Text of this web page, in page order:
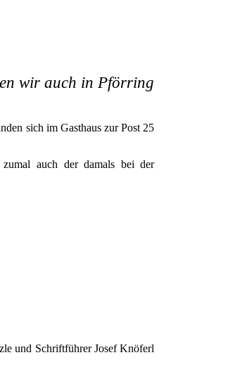
wir auch in Pförring
sich im Gasthaus zur Post 25
zumal auch der damals bei der
und Schriftführer Josef Knöferl